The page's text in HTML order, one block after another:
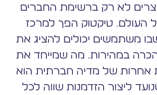
לא רק ברשימת החברים
טיקטוק הפך למרכז
שבו משתמשים יכולים להציג את
הכרה במהירות. מה שמייחד את
אחרות של מדיה חברתית הוא
ליצור הזדמנות שווה לכל